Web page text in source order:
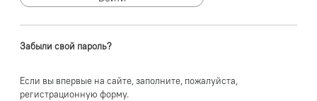
Забыли свой пароль?
Если вы впервые на сайте, заполните, пожалуйста,
регистрационную форму.